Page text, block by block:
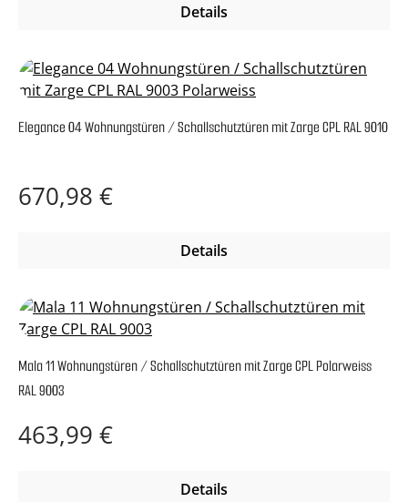
Details
Elegance 04 Wohnungstüren / Schallschutztüren mit Zarge CPL RAL 9010
Regulärer Preis:
670,98 €
Details
Mala 11 Wohnungstüren / Schallschutztüren mit Zarge CPL Polarweiss
RAL 9003
Regulärer Preis:
463,99 €
Details